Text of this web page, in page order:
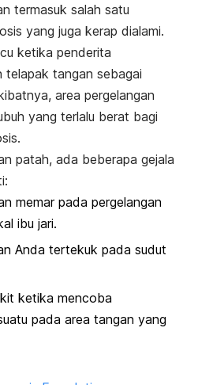
termasuk salah satu
yang juga kerap dialami.
ketika penderita
tangan sebagai
area pergelangan
yang terlalu berat bagi
patah, ada beberapa gejala
memar pada pergelangan
ibu jari.
Anda tertekuk pada sudut
ketika mencoba
pada area tangan yang